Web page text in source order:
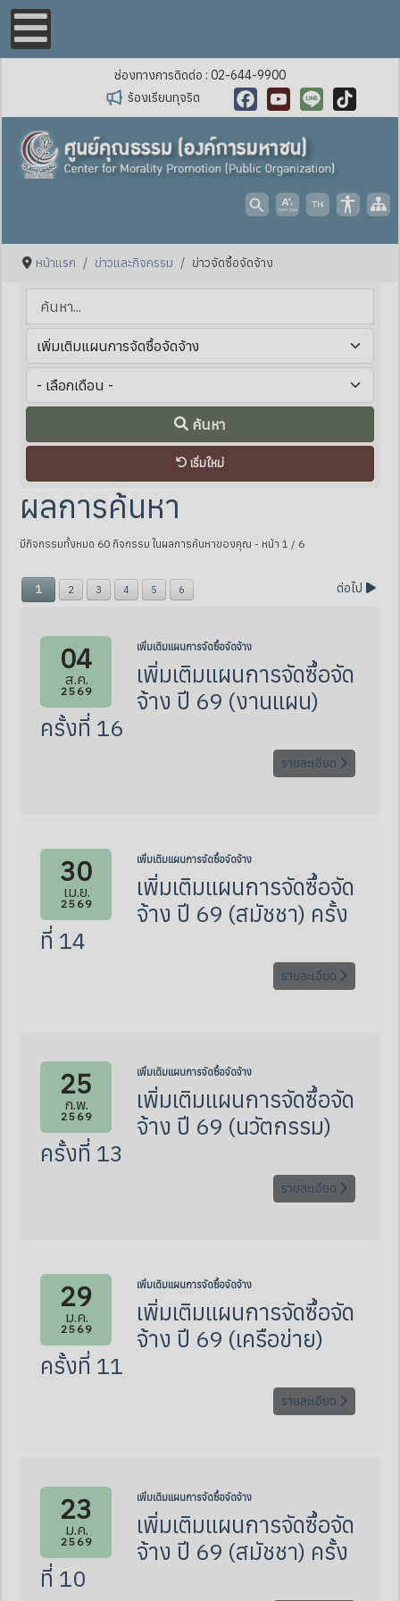
ช่องทางการติดต่อ : 02-644-9900
ร้องเรียนทุจริต
Facebook
YouTube
Line TikTok
หน้าแรก ข่าวและกิจกรรม ข่าวจัดซื้อจัดจ้าง
ค้นหา...
ค้นหา
เริ่มใหม่
ผลการค้นหา
มีกิจกรรมทั้งหมด 60 กิจกรรม ในผลการค้นหาของคุณ - หน้า 1 / 6
1 2 3 4 5 6 ต่อไป
04
ส.ค.
2569
เพิ่มเติมแผนการจัดซื้อจัดจ้าง
เพิ่มเติมแผนการจัดซื้อจัด
จ้าง ปี 69 (งานแผน)
ครั้งที่ 16
รายละเอียด
30
เม.ย.
2569
เพิ่มเติมแผนการจัดซื้อจัดจ้าง
เพิ่มเติมแผนการจัดซื้อจัด
จ้าง ปี 69 (สมัชชา) ครั้ง
ที่ 14
รายละเอียด
25
ก.พ.
2569
เพิ่มเติมแผนการจัดซื้อจัดจ้าง
เพิ่มเติมแผนการจัดซื้อจัด
จ้าง ปี 69 (นวัตกรรม)
ครั้งที่ 13
รายละเอียด
29
ม.ค.
2569
เพิ่มเติมแผนการจัดซื้อจัดจ้าง
เพิ่มเติมแผนการจัดซื้อจัด
จ้าง ปี 69 (เครือข่าย)
ครั้งที่ 11
รายละเอียด
23
ม.ค.
2569
เพิ่มเติมแผนการจัดซื้อจัดจ้าง
เพิ่มเติมแผนการจัดซื้อจัด
จ้าง ปี 69 (สมัชชา) ครั้ง
ที่ 10